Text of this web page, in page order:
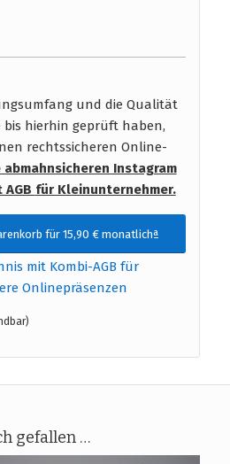
und die Qualität
bis hierhin geprüft haben,
rechtssicheren Online-
abmahnsicheren Instagram
für Kleinunternehmer.
für 15,90 € monatlichª
mit Kombi-AGB für
Onlinepräsenzen
gefallen …